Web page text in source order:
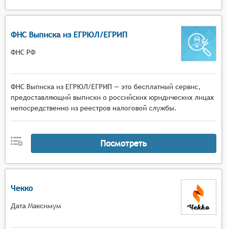
ФНС Выписка из ЕГРЮЛ/ЕГРИП
ФНС РФ
ФНС Выписка из ЕГРЮЛ/ЕГРИП — это бесплатный сервис,
предоставляющий выписки о российских юридических лицах
непосредственно из реестров налоговой службы.
Посмотреть
Чекко
Дата Максимум